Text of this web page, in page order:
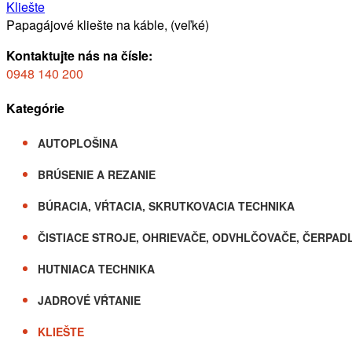
Kliešte
Papagájové kliešte na káble, (veľké)
Kontaktujte nás na čísle:
0948 140 200
Kategórie
AUTOPLOŠINA
BRÚSENIE A REZANIE
BÚRACIA, VŔTACIA, SKRUTKOVACIA TECHNIKA
ČISTIACE STROJE, OHRIEVAČE, ODVHLČOVAČE,
HUTNIACA TECHNIKA
JADROVÉ VŔTANIE
KLIEŠTE